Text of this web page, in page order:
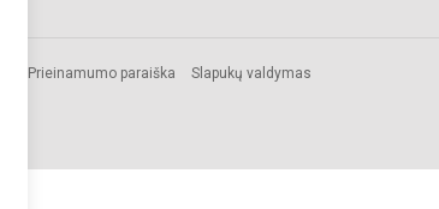
Prieinamumo paraiška Slapukų valdymas